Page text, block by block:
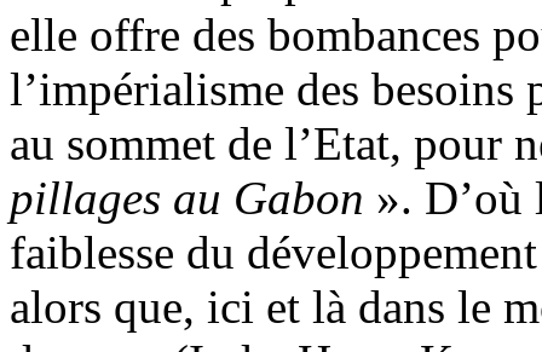
elle offre des bombances
l’impérialisme des
au sommet de l’Etat, pour
pillages au Gabon ». D’où
faiblesse du
alors que, ici et là dans le